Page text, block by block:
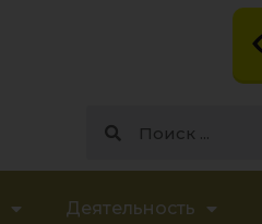
Деятельность